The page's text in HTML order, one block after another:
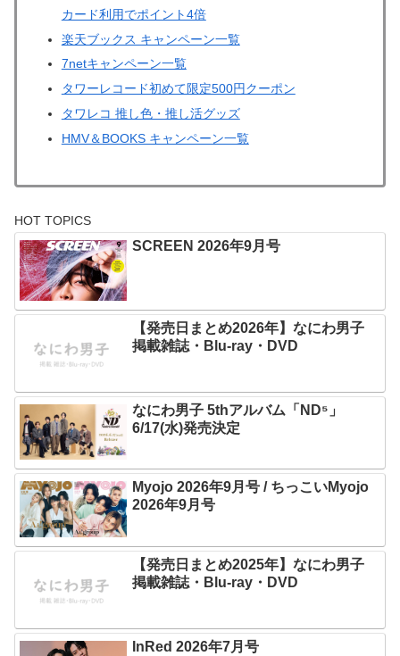
カード利用でポイント4倍
楽天ブックス キャンペーン一覧
7netキャンペーン一覧
タワーレコード初めて限定500円クーポン
タワレコ 推し色・推し活グッズ
HMV＆BOOKS キャンペーン一覧
HOT TOPICS
SCREEN 2026年9月号
【発売日まとめ2026年】なにわ男子
掲載雑誌・Blu-ray・DVD
なにわ男子 5thアルバム「ND⁵」
6/17(水)発売決定
Myojo 2026年9月号 / ちっこいMyojo
2026年9月号
【発売日まとめ2025年】なにわ男子
掲載雑誌・Blu-ray・DVD
InRed 2026年7月号